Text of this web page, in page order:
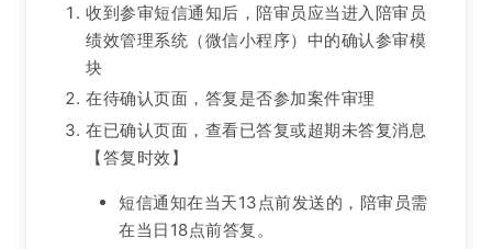
收到参审短信通知后，陪审员应当进入陪审员
绩效管理系统（微信小程序）中的确认参审模
块
在待确认页面，答复是否参加案件审理
在已确认页面，查看已答复或超期未答复消息
【答复时效】
短信通知在当天13点前发送的，陪审员需
在当日18点前答复。